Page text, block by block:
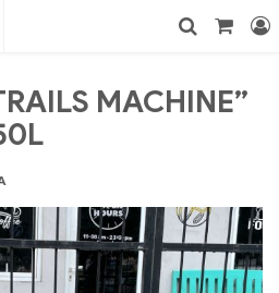
Search
Login
MACHINE”